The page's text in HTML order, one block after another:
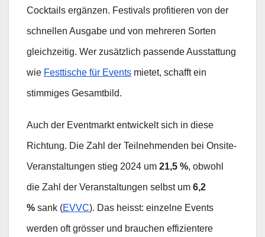
Cocktails ergänzen. Festivals profitieren von der
schnellen Ausgabe und von mehreren Sorten
gleichzeitig. Wer zusätzlich passende Ausstattung
wie Festtische für Events mietet, schafft ein
stimmiges Gesamtbild.
Auch der Eventmarkt entwickelt sich in diese
Richtung. Die Zahl der Teilnehmenden bei Onsite-
Veranstaltungen stieg 2024 um 21,5 %, obwohl
die Zahl der Veranstaltungen selbst um 6,2
% sank (EVVC). Das heisst: einzelne Events
werden oft grösser und brauchen effizientere